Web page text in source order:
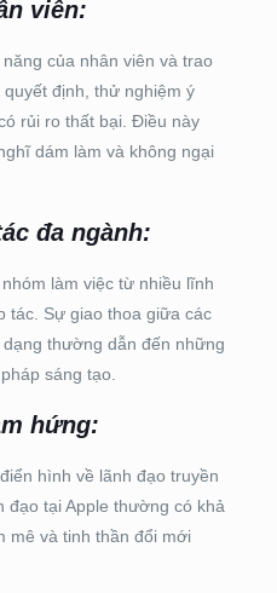
viên:
của nhân viên và trao
định, thử nghiệm ý
rủi ro thất bại. Điều này
dám làm và không ngại
đa ngành:
làm việc từ nhiều lĩnh
tác. Sự giao thoa giữa các
thường dẫn đến những
sáng tạo.
hứng:
hình về lãnh đạo truyền
đạo tại Apple thường có khả
mê và tinh thần đổi mới